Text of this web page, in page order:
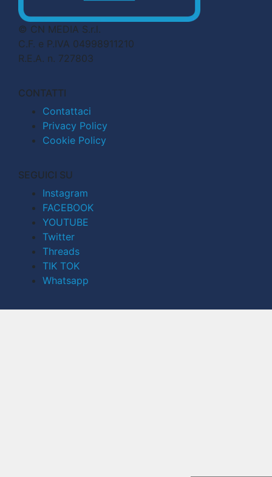
© CN MEDIA S.r.l.
C.F. e P.IVA 04998911210
R.E.A. n. 727803
CONTATTI
Contattaci
Privacy Policy
Cookie Policy
SEGUICI SU
Instagram
FACEBOOK
YOUTUBE
Twitter
Threads
TIK TOK
Whatsapp